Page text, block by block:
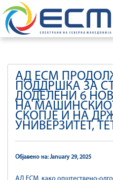
АД ЕСМ
ПОДДРШКА ЗА
ДОДЕЛЕНИ 6
НА
СКОПЈЕ И НА
УНИВЕРЗИТЕТ,
Објавено на: January 29, 2025